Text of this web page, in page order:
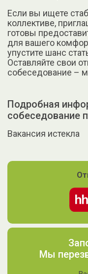
Если вы ищете
коллективе,
готовы
для вашего
упустите шанс
Оставляйте свои
собеседование –
Подробная
собеседование
Вакансия истекла
Мы